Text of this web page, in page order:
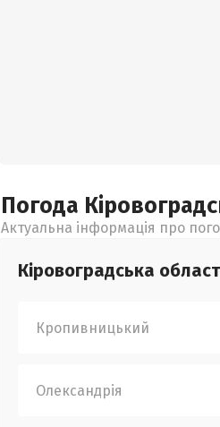
Погода
Актуальна інформація про
Кіровоградська
Кропивницький
Олександрія